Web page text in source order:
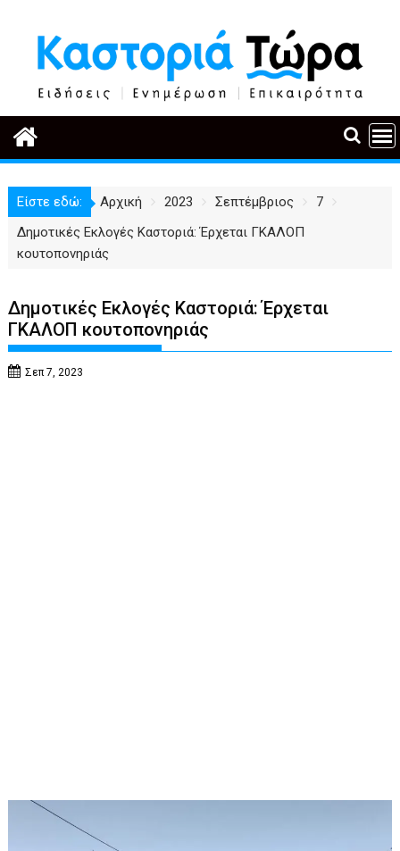
περιεχόμενο
Είστε εδώ: Αρχική 2023 Σεπτέμβριος
7
Δημοτικές Εκλογές Καστοριά: Έρχεται ΓΚΑΛΟΠ
κουτοπονηριάς
Δημοτικές Εκλογές Καστοριά: Έρχεται
ΓΚΑΛΟΠ κουτοπονηριάς
Σεπ 7, 2023